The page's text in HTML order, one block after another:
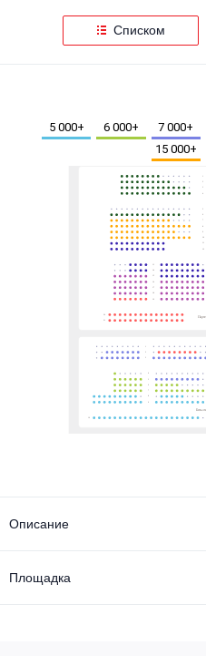
Металл
Списком
Описание
Площадка